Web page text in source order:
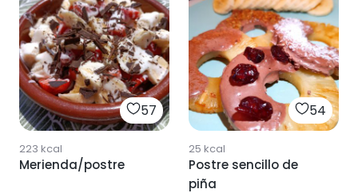
57
223 kcal
Merienda/postre
54
25 kcal
Postre sencillo de
piña